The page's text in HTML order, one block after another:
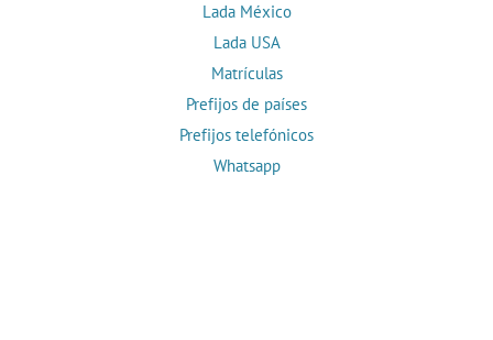
Lada México
Lada USA
Matrículas
Prefijos de países
Prefijos telefónicos
Whatsapp